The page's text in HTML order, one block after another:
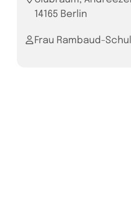
14165 Berlin
Frau Rambaud-